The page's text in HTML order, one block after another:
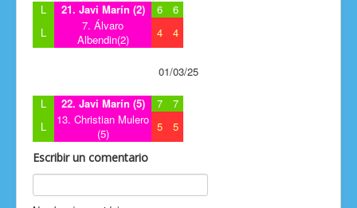
L 21. Javi Marín (2) 6
6
L
7. Álvaro
Albendin(2)
4 4
01/03/25
L 22. Javi Marín (5) 7
7
L
13. Christian Mulero
(5)
5 5
Escribir un comentario